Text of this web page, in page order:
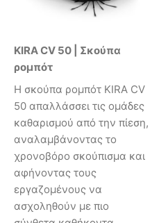
KIRA CV 50 | Σκούπα
ρομπότ
Η σκούπα ρομπότ KIRA CV
50 απαλλάσσει τις ομάδες
καθαρισμού από την πίεση,
αναλαμβάνοντας το
χρονοβόρο σκούπισμα και
αφήνοντας τους
εργαζομένους να
ασχοληθούν με πιο